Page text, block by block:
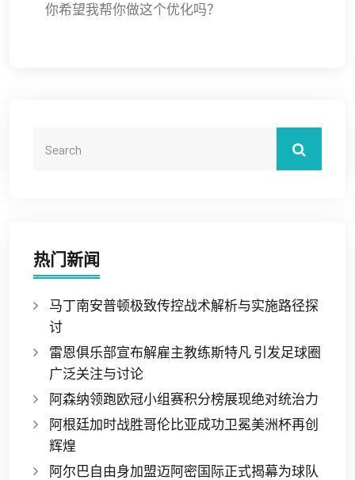
你希望我帮你做这个优化吗？
热门新闻
马丁南安普顿极致传控战术解析与实施路径探
讨
雷恩俱乐部宣布解雇主教练斯特凡 引发足球圈
广泛关注与讨论
阿森纳领跑欧冠小组赛积分榜展现绝对统治力
阿根廷加时战胜哥伦比亚成功卫冕美洲杯再创
辉煌
阿尔巴自由身加盟迈阿密国际正式揭幕为球队